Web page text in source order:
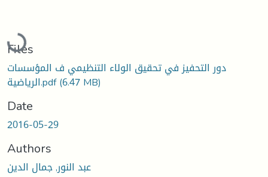
Loading...
Files
دور التحفيز في تحقيق الولاء التنظيمي ف المؤسسات
الرياضية.pdf(6.47 MB)
Date
2016-05-29
Authors
عبد النور, جمال الدين